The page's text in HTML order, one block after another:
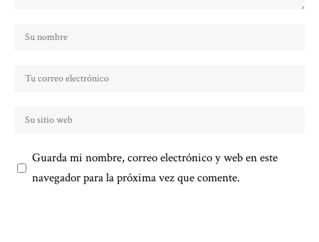
Guarda mi nombre, correo electrónico y web en este
navegador para la próxima vez que comente.